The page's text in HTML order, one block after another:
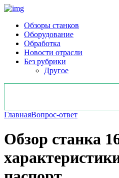
Обзоры станков
Оборудование
Обработка
Новости отрасли
Без рубрики
Другое
ГлавнаяВопрос-ответ
Обзор станка